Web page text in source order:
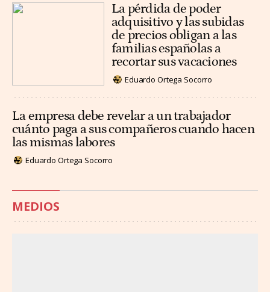
La pérdida de poder
adquisitivo y las subidas
de precios obligan a las
familias españolas a
recortar sus vacaciones
Eduardo Ortega Socorro
La empresa debe revelar a un trabajador
cuánto paga a sus compañeros cuando hacen
las mismas labores
Eduardo Ortega Socorro
MEDIOS